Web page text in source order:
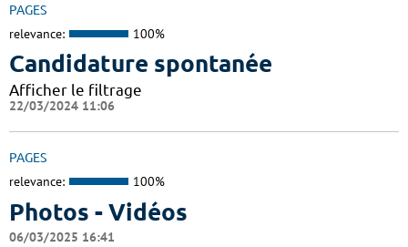
PAGES
relevance: 100%
Candidature spontanée
Afficher le filtrage
22/03/2024 11:06
PAGES
relevance: 100%
Photos - Vidéos
06/03/2025 16:41